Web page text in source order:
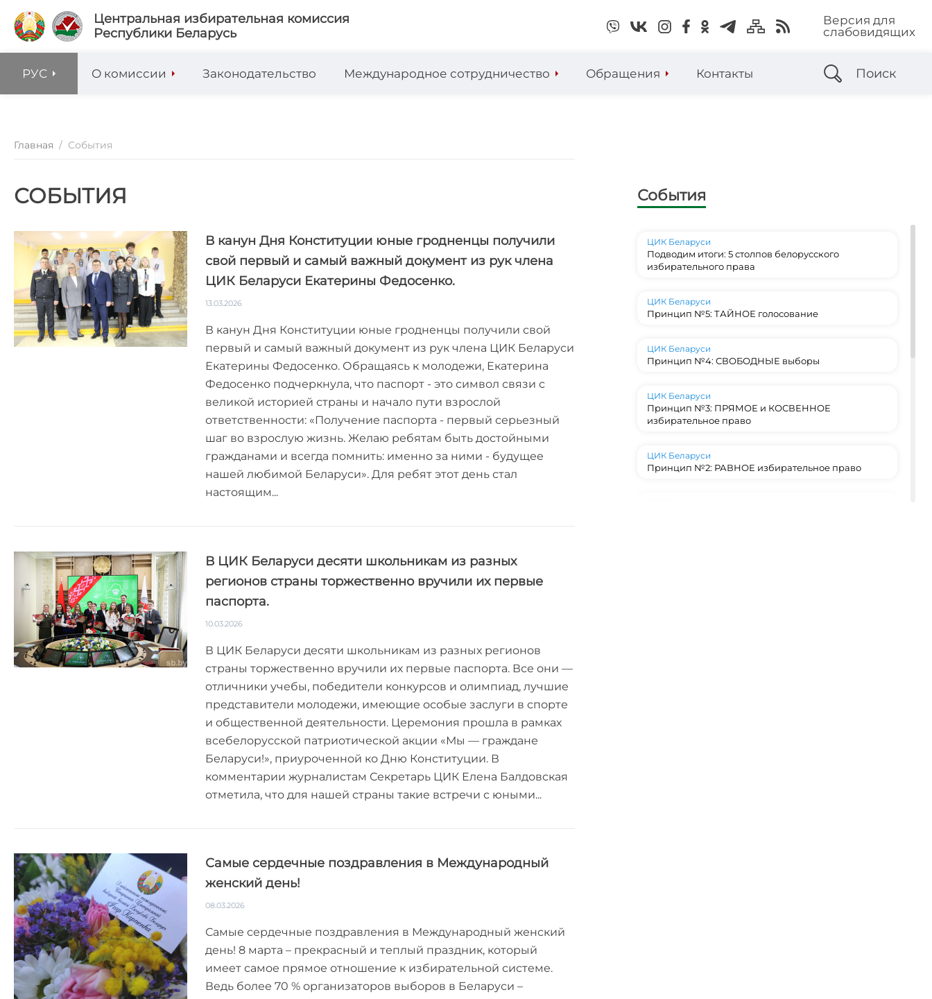
Центральная избирательная комиссия
Республики Беларусь
Версия для
слабовидящих
РУС О комиссии Законодательство Международное сотрудничество Обращения Контакты Поиск
Главная / События
СОБЫТИЯ
В канун Дня Конституции юные гродненцы получили
свой первый и самый важный документ из рук члена
ЦИК Беларуси Екатерины Федосенко.
13.03.2026
В канун Дня Конституции юные гродненцы получили свой
первый и самый важный документ из рук члена ЦИК Беларуси
Екатерины Федосенко. Обращаясь к молодежи, Екатерина
Федосенко подчеркнула, что паспорт - это символ связи с
великой историей страны и начало пути взрослой
ответственности: «Получение паспорта - первый серьезный
шаг во взрослую жизнь. Желаю ребятам быть достойными
гражданами и всегда помнить: именно за ними - будущее
нашей любимой Беларуси». Для ребят этот день стал
настоящим...
В ЦИК Беларуси десяти школьникам из разных
регионов страны торжественно вручили их первые
паспорта.
10.03.2026
В ЦИК Беларуси десяти школьникам из разных регионов
страны торжественно вручили их первые паспорта. Все они —
отличники учебы, победители конкурсов и олимпиад, лучшие
представители молодежи, имеющие особые заслуги в спорте
и общественной деятельности. Церемония прошла в рамках
всебелорусской патриотической акции «Мы — граждане
Беларуси!», приуроченной ко Дню Конституции. ‍В
комментарии журналистам Секретарь ЦИК Елена Балдовская
отметила, что для нашей страны такие встречи с юными...
Самые сердечные поздравления в Международный
женский день!
08.03.2026
Самые сердечные поздравления в Международный женский
день! 8 марта – прекрасный и теплый праздник, который
имеет самое прямое отношение к избирательной системе.
Ведь более 70 % организаторов выборов в Беларуси –
События
ЦИК Беларуси
Подводим итоги: 5 столпов белорусского
избирательного права
ЦИК Беларуси
Принцип №5: ТАЙНОЕ голосование
ЦИК Беларуси
Принцип №4: СВОБОДНЫЕ выборы
ЦИК Беларуси
Принцип №3: ПРЯМОЕ и КОСВЕННОЕ
избирательное право
ЦИК Беларуси
Принцип №2: РАВНОЕ избирательное право